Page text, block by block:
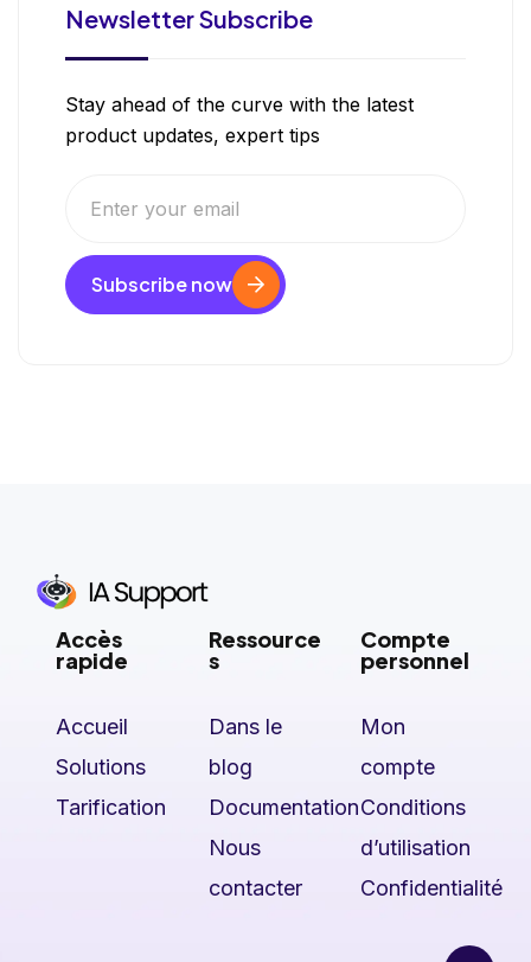
Newsletter Subscribe
Stay ahead of the curve with the latest
product updates, expert tips
Subscribe now
Accès
rapide
Accueil
Solutions
Tarification
Ressource
s
Dans le
blog
Documentation
Nous
contacter
Compte
personnel
Mon
compte
Conditions
d’utilisation
Confidentialité